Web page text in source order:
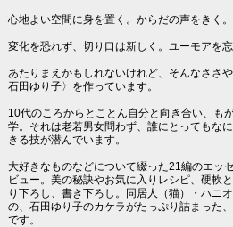
心地よい空間に身を置く。からだの声をきく。
変化を恐れず、切り口は新しく。ユーモアを
あたりまえかもしれないけれど、そんなささ
石田ゆり子〉を作っています。
10代のころからとことん自分と向き合い、も
学。それは老若男女問わず、誰にとってもな
きる技が潜んでいます。
大好きなものなどについて綴った21編のエッ
ビュー。美の秘訣やお気に入りレシピ、硬軟
り下ろし、書き下ろし。同居人（猫）・ハニ
の、石田ゆり子のカケラがたっぷり詰まった
です。